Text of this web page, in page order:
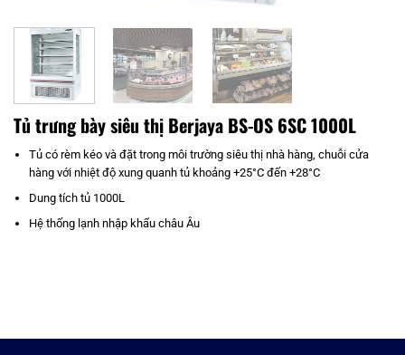
Tủ trưng bày siêu thị Berjaya BS-OS 6SC 1000L
Tủ có rèm kéo và đặt trong môi trường siêu thị nhà hàng, chuỗi cửa
hàng với nhiệt độ xung quanh tủ khoảng +25°C đến +28°C
Dung tích tủ 1000L
Hệ thống lạnh nhập khẩu châu Âu